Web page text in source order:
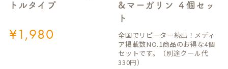
トルタイプ
¥1,980
&マーガリン ４個セッ
ト
全国でリピーター続出！メディ
ア掲載数NO.1商品のお得な4個
セットです。（別途クール代
330円）